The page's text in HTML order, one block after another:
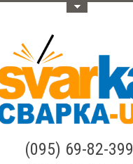
(095) 69-82-399